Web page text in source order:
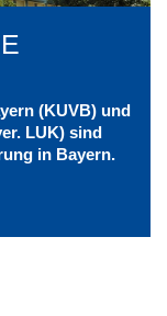
(KUVB) und
LUK) sind
in Bayern.